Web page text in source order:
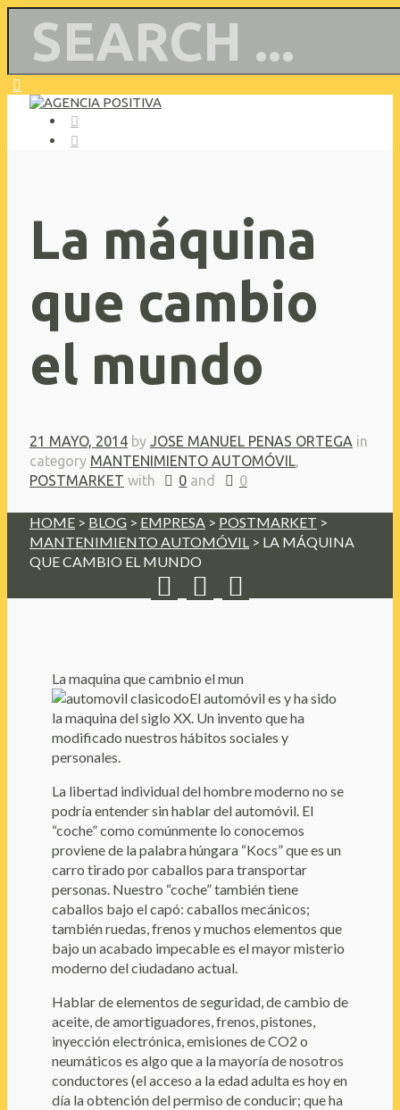
La máquina
que cambio
el mundo
21 MAYO, 2014 by JOSE MANUEL PENAS ORTEGA in
category MANTENIMIENTO AUTOMÓVIL,
POSTMARKET with 0 and 0
HOME > BLOG > EMPRESA > POSTMARKET >
MANTENIMIENTO AUTOMÓVIL > LA MÁQUINA
QUE CAMBIO EL MUNDO
La maquina que cambnio el mun
doEl automóvil es y ha sido
la maquina del siglo XX. Un invento que ha
modificado nuestros hábitos sociales y
personales.
La libertad individual del hombre moderno no se
podría entender sin hablar del automóvil. El
“coche” como comúnmente lo conocemos
proviene de la palabra húngara “Kocs” que es un
carro tirado por caballos para transportar
personas. Nuestro “coche” también tiene
caballos bajo el capó: caballos mecánicos;
también ruedas, frenos y muchos elementos que
bajo un acabado impecable es el mayor misterio
moderno del ciudadano actual.
Hablar de elementos de seguridad, de cambio de
aceite, de amortiguadores, frenos, pistones,
inyección electrónica, emisiones de CO2 o
neumáticos es algo que a la mayoría de nosotros
conductores (el acceso a la edad adulta es hoy en
día la obtención del permiso de conducir; que ha